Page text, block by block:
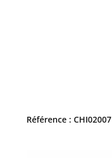
Référence : CHI02007